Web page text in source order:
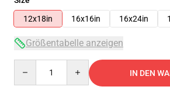
12x18in
16x16in 16x24in
Größentabelle anzeigen
IN DEN